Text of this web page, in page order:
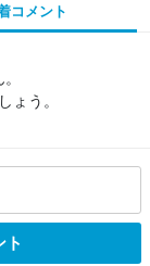
コメント
ょう。
ト